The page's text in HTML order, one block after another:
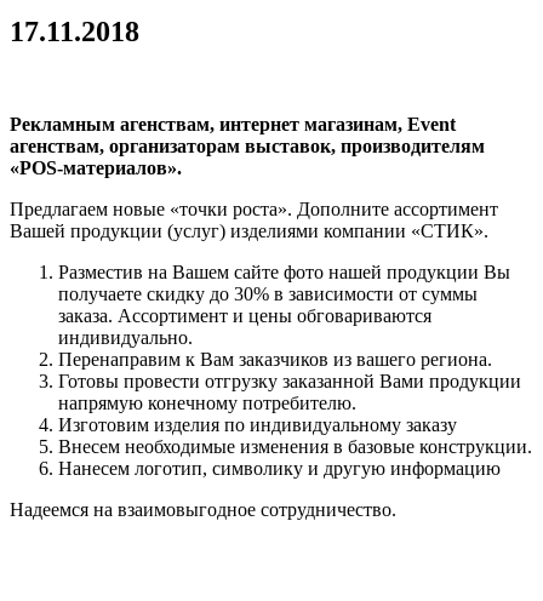
17.11.2018
Рекламным агенствам, интернет магазинам, Event
агенствам, организаторам выставок, производителям
«POS-материалов».
Предлагаем новые «точки роста». Дополните ассортимент
Вашей продукции (услуг) изделиями компании «СТИК».
Разместив на Вашем сайте фото нашей продукции Вы
получаете скидку до 30% в зависимости от суммы
заказа. Ассортимент и цены обговариваются
индивидуально.
Перенаправим к Вам заказчиков из вашего региона.
Готовы провести отгрузку заказанной Вами продукции
напрямую конечному потребителю.
Изготовим изделия по индивидуальному заказу
Внесем необходимые изменения в базовые конструкции.
Нанесем логотип, символику и другую информацию
Надеемся на взаимовыгодное сотрудничество.